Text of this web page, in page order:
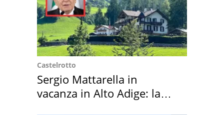
Castelrotto
Sergio Mattarella in
vacanza in Alto Adige: la